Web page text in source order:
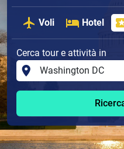
Voli Hotel
Cerca tour e attività in